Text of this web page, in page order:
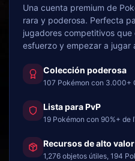
Una cuenta premium de
rara y poderosa. Perfecta
jugadores competitivos que
esfuerzo y empezar a jugar
Colección poderosa
107 Pokémon con 3.000+
Lista para PvP
19 Pokémon con 90%+ de
Recursos de alto valor
1,276 objetos útiles, 194